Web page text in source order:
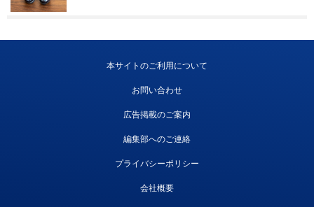
本サイトのご利用について
お問い合わせ
広告掲載のご案内
編集部へのご連絡
プライバシーポリシー
会社概要